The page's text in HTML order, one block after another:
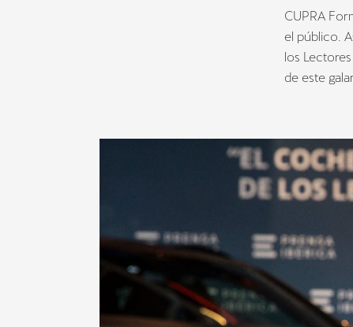
CUPRA
el público.
los
de este